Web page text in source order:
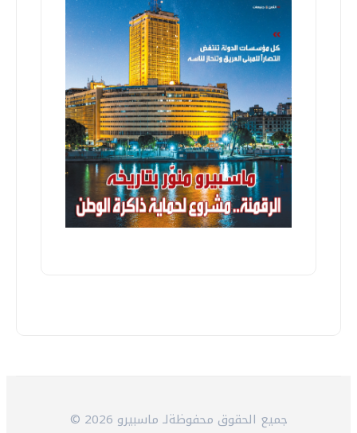
© 2026 جميع الحقوق محفوظةلـ ماسبيرو